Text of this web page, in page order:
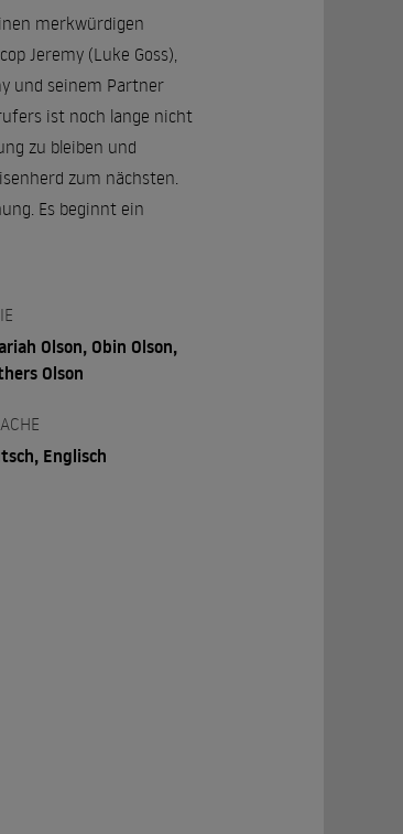
merkwürdigen
Jeremy (Luke Goss),
und seinem Partner
ist noch lange nicht
zu bleiben und
zum nächsten.
Es beginnt ein
Olson, Obin Olson,
Olson
Englisch